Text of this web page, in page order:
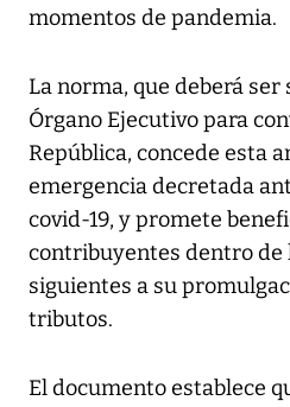
momentos de pandemia.
La norma, que deberá
Órgano Ejecutivo para
República, concede esta
emergencia decretada
covid-19, y promete
contribuyentes dentro de
siguientes a su
tributos.
El documento establece